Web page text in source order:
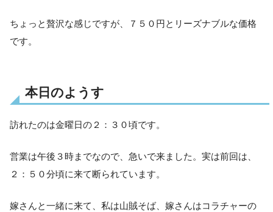
ちょっと贅沢な感じですが、７５０円とリーズナブルな価格
です。
本日のようす
訪れたのは金曜日の２：３０頃です。
営業は午後３時までなので、急いで来ました。実は前回は、
２：５０分頃に来て断られています。
嫁さんと一緒に来て、私は山賊そば、嫁さんはコラチャーの